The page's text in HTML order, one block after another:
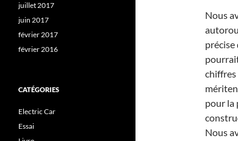
Nous
précise
chiffres
pour la
Nous
juillet 2017
juin 2017
février 2017
février 2016
CATÉGORIES
Electric Car
Essai